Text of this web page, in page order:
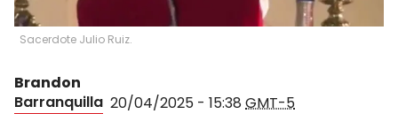
Sacerdote Julio Ruiz.
Brandon
Barranquilla 20/04/2025 - 15:38 GMT-5